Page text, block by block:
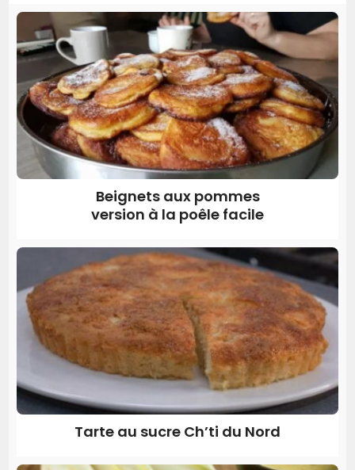
Beignets aux pommes
version à la poêle facile
Tarte au sucre Ch’ti du Nord